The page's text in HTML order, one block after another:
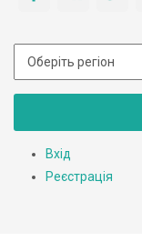
Вхід
Реєстрація